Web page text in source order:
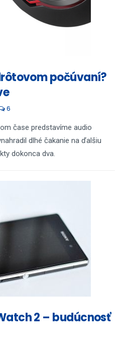
počúvaní?
6
čase predstavíme audio
dlhé čakanie na ďalšiu
dokonca dva.
2 – budúcnosť